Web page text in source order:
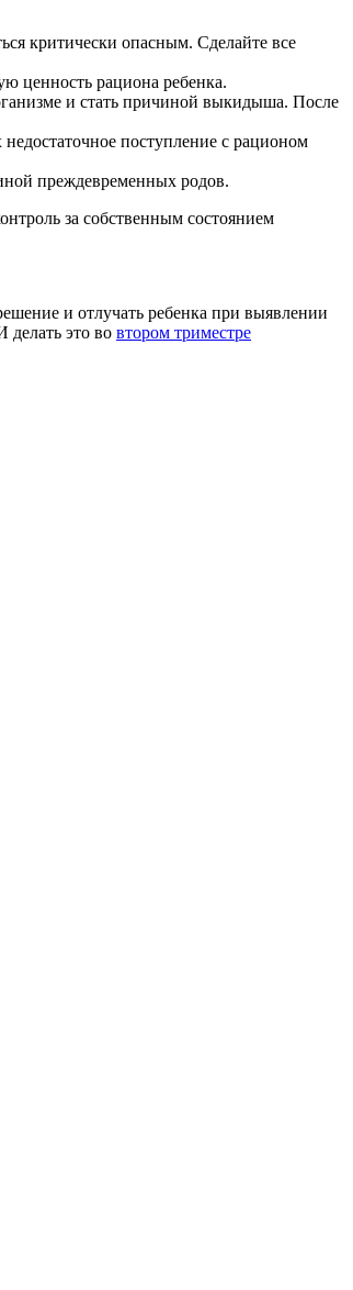
критически опасным. Сделайте все
ценность рациона ребенка.
и стать причиной выкидыша. После
поступление с рационом
преждевременных родов.
за собственным состоянием
и отлучать ребенка при выявлении
делать это во втором триместре